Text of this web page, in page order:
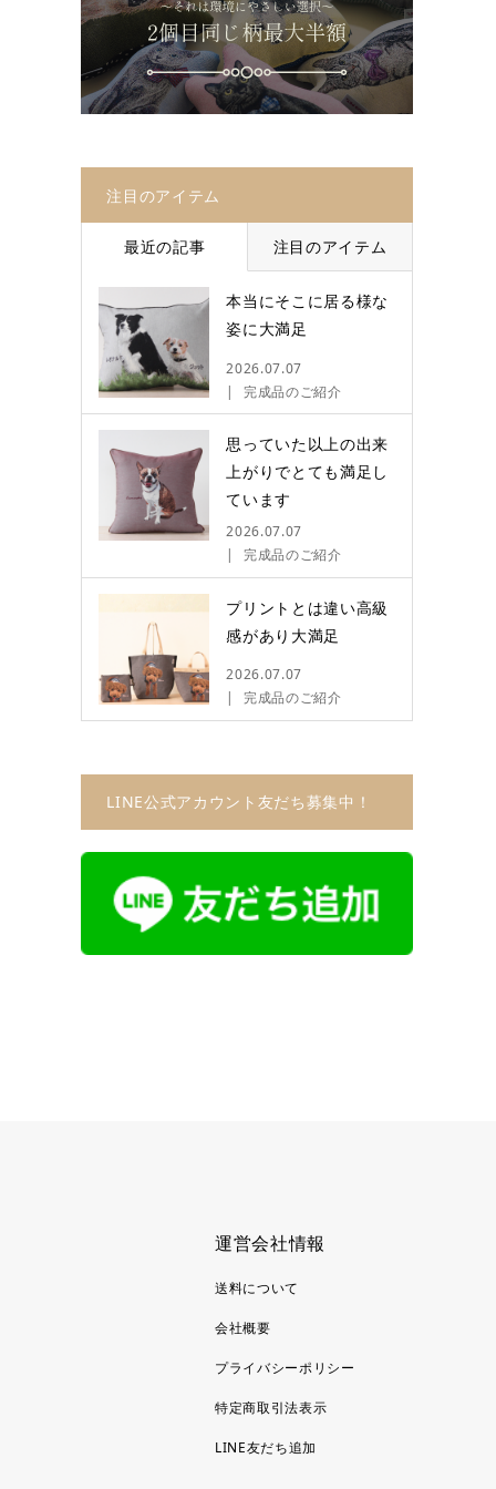
注目のアイテム
最近の記事 注目のアイテム
本当にそこに居る様な
姿に大満足
2026.07.07
完成品のご紹介
思っていた以上の出来
上がりでとても満足し
ています
2026.07.07
完成品のご紹介
プリントとは違い高級
感があり大満足
2026.07.07
完成品のご紹介
LINE公式アカウント友だち募集中！
運営会社情報
送料について
会社概要
プライバシーポリシー
特定商取引法表示
LINE友だち追加